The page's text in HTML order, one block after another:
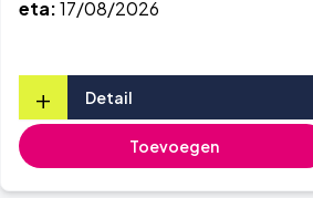
eta:17/08/2026
+ Detail
Toevoegen